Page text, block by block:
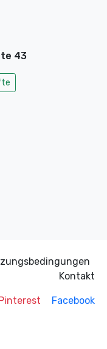
43
Kontakt
Facebook